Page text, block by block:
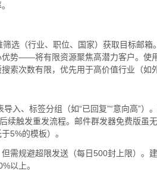
选（行业、职位、国家）获取目标邮箱
势——将有限资源聚焦高潜力客户。使
索次数有限，优先用于高价值行业（如
入、标签分组（如“已回复”“意向高”
续触发重发流程。邮件群发器免费版虽
5%的模板）。
需规避超限发送（每日500封上限）。
以上。